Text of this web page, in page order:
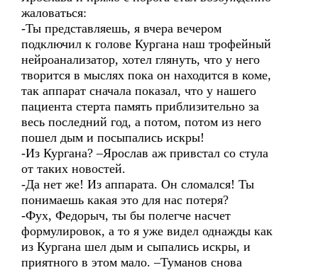
жаловаться:
-Ты представляешь, я вчера вечером
подключил к голове Кургана наш трофейный
нейроанализатор, хотел глянуть, что у него
творится в мыслях пока он находится в коме,
так аппарат сначала показал, что у нашего
пациента стерта память приблизительно за
весь последний год, а потом, потом из него
пошел дым и посыпались искры!
-Из Кургана? –Ярослав аж привстал со стула
от таких новостей.
-Да нет же! Из аппарата. Он сломался! Ты
понимаешь какая это для нас потеря?
-Фух, Федорыч, ты бы полегче насчет
формулировок, а то я уже видел однажды как
из Кургана шел дым и сыпались искры, и
приятного в этом мало. –Туманов снова